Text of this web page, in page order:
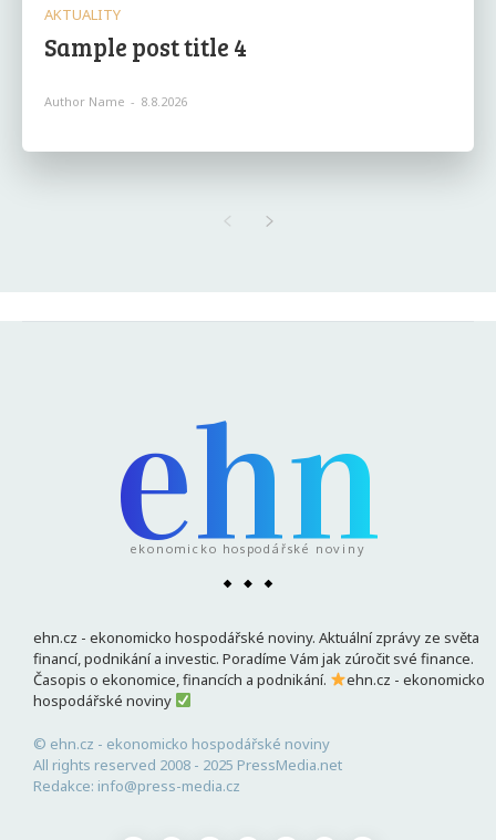
AKTUALITY
Sample post title 4
Author Name - 8.8.2026
ehn
ekonomicko hospodářské noviny
ehn.cz - ekonomicko hospodářské noviny. Aktuální zprávy ze světa
financí, podnikání a investic. Poradíme Vám jak zúročit své finance.
Časopis o ekonomice, financích a podnikání.
ehn.cz - ekonomicko
hospodářské noviny
© ehn.cz - ekonomicko hospodářské noviny
All rights reserved 2008 - 2025 PressMedia.net
Redakce: info@press-media.cz